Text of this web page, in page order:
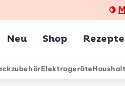
🍋
Neu Shop Rezepte
Elektrogeräte